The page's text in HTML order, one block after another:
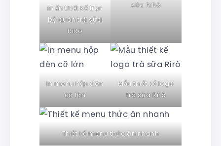
in ấn thiết kế trọn
bộ quán trá sữa
RiRô
sữa RiRô
In menu hộp đèn
cỡ lớn
Mẫu thiết kế logo
trà sữa Rirô
Thiết kế menu thức ăn nhanh